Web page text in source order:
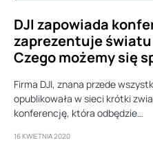
DJI zapowiada
zaprezentuje
Czego możemy się
Firma DJI, znana przede
opublikowała w sieci krótki
konferencję, która odbędzie…
16 KWIETNIA 2020